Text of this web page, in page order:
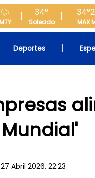
34°
Soleado
34°
MAX
Deportes
27 Abril 2026, 22:23